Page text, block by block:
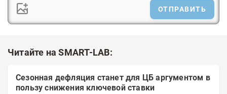
ОТПРАВИТЬ
Читайте на SMART-LAB:
Сезонная дефляция станет для ЦБ аргументом в
пользу снижения ключевой ставки